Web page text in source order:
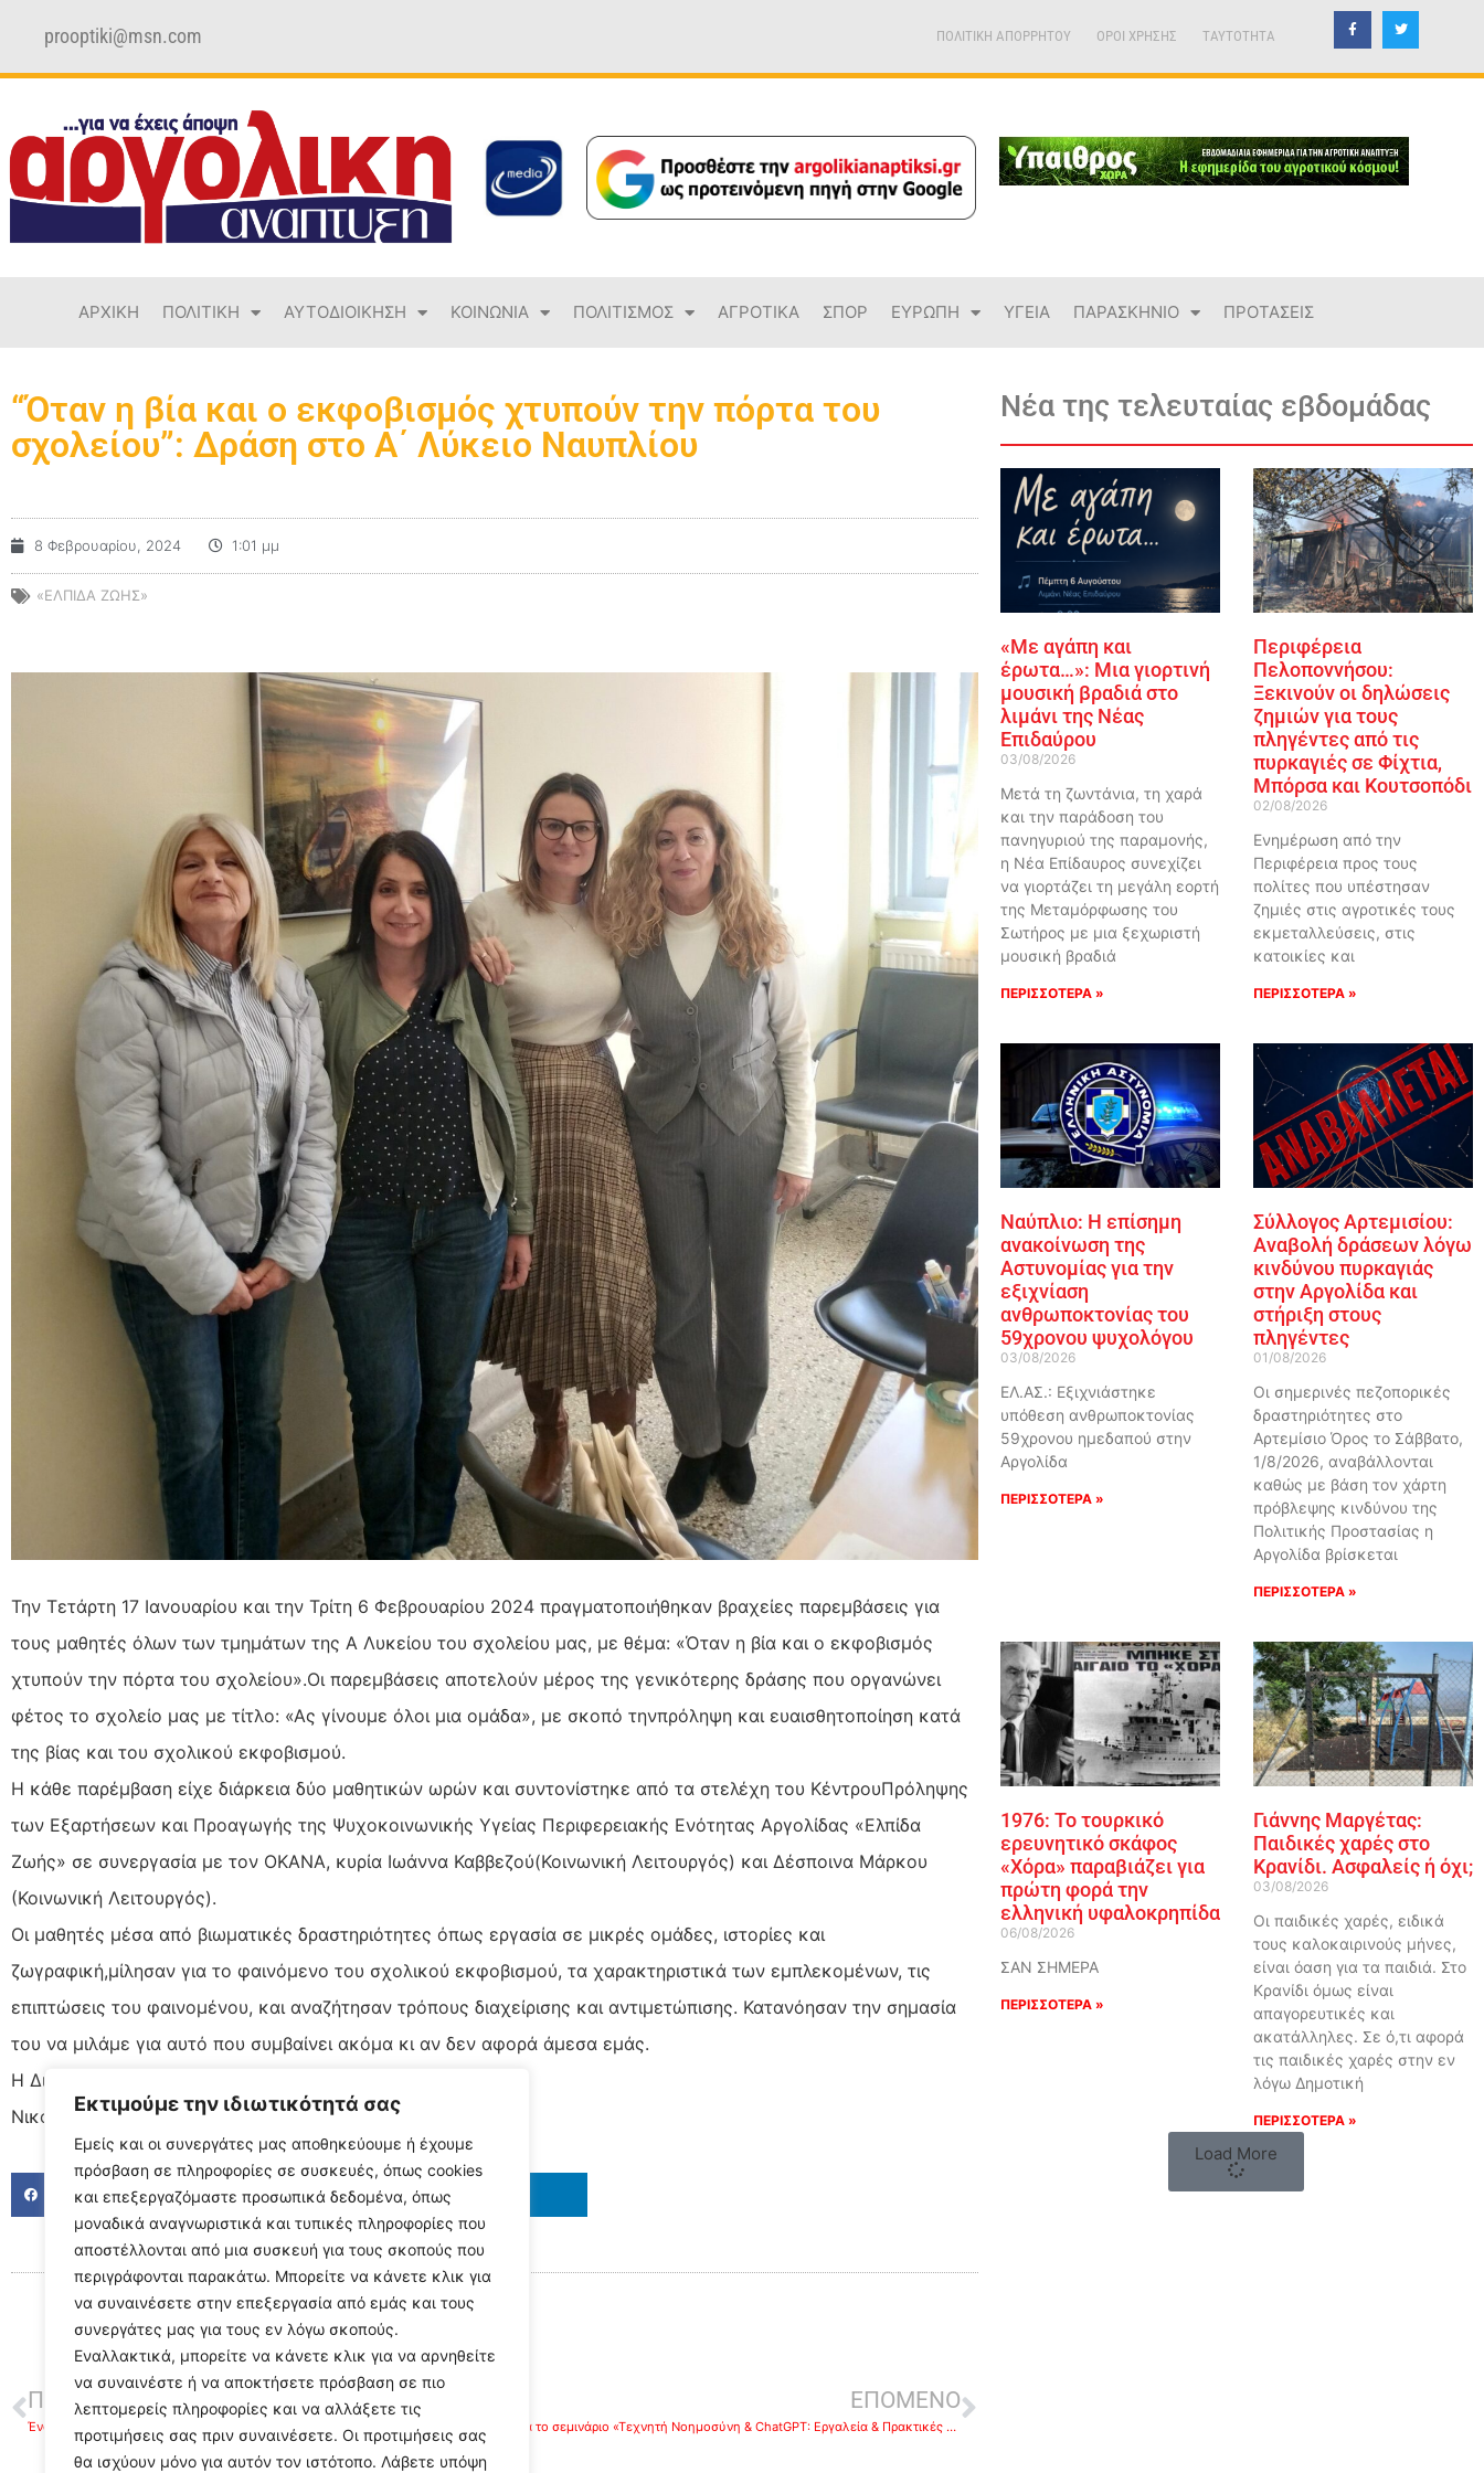
Εκτιμούμε την ιδιωτικότητά σας
Εμείς και οι συνεργάτες μας αποθηκεύουμε ή έχουμε
πρόσβαση σε πληροφορίες σε συσκευές, όπως cookies
και επεξεργαζόμαστε προσωπικά δεδομένα, όπως
μοναδικά αναγνωριστικά και τυπικές πληροφορίες που
αποστέλλονται από μια συσκευή για τους σκοπούς που
περιγράφονται παρακάτω. Μπορείτε να κάνετε κλικ για
να συναινέσετε στην επεξεργασία από εμάς και τους
συνεργάτες μας για τους εν λόγω σκοπούς.
Εναλλακτικά, μπορείτε να κάνετε κλικ για να αρνηθείτε
να συναινέστε ή να αποκτήσετε πρόσβαση σε πιο
λεπτομερείς πληροφορίες και να αλλάξετε τις
προτιμήσεις σας πριν συναινέσετε. Οι προτιμήσεις σας
θα ισχύουν μόνο για αυτόν τον ιστότοπο. Λάβετε υπόψη
prooptiki@msn.com ΠΟΛΙΤΙΚΗ ΑΠΟΡΡΗΤΟΥ ΟΡΟΙ ΧΡΗΣΗΣ TAYTOTHTA
ΑΡΧΙΚΗ ΠΟΛΙΤΙΚΗ ΑΥΤΟΔΙΟΙΚΗΣΗ ΚΟΙΝΩΝΙΑ ΠΟΛΙΤΙΣΜΟΣ ΑΓΡΟΤΙΚΑ ΣΠΟΡ ΕΥΡΩΠΗ ΥΓΕΙΑ ΠΑΡΑΣΚΗΝΙΟ ΠΡΟΤΑΣΕΙΣ
“Όταν η βία και ο εκφοβισμός χτυπούν την πόρτα του
σχολείου”: Δράση στο Α΄ Λύκειο Ναυπλίου
8 Φεβρουαρίου, 2024 1:01 μμ
«ΕΛΠΊΔΑ ΖΩΉΣ»
Την Τετάρτη 17 Ιανουαρίου και την Τρίτη 6 Φεβρουαρίου 2024 πραγματοποιήθηκαν βραχείες παρεμβάσεις για
τους μαθητές όλων των τμημάτων της Α Λυκείου του σχολείου μας, με θέμα: «Όταν η βία και ο εκφοβισμός
χτυπούν την πόρτα του σχολείου».Οι παρεμβάσεις αποτελούν μέρος της γενικότερης δράσης που οργανώνει
φέτος το σχολείο μας με τίτλο: «Ας γίνουμε όλοι μια ομάδα», με σκοπό τηνπρόληψη και ευαισθητοποίηση κατά
της βίας και του σχολικού εκφοβισμού.
Η κάθε παρέμβαση είχε διάρκεια δύο μαθητικών ωρών και συντονίστηκε από τα στελέχη του ΚέντρουΠρόληψης
των Εξαρτήσεων και Προαγωγής της Ψυχοκοινωνικής Υγείας Περιφερειακής Ενότητας Αργολίδας «Ελπίδα
Ζωής» σε συνεργασία με τον ΟΚΑΝΑ, κυρία Ιωάννα Καββεζού(Κοινωνική Λειτουργός) και Δέσποινα Μάρκου
(Κοινωνική Λειτουργός).
Οι μαθητές μέσα από βιωματικές δραστηριότητες όπως εργασία σε μικρές ομάδες, ιστορίες και
ζωγραφική,μίλησαν για το φαινόμενο του σχολικού εκφοβισμού, τα χαρακτηριστικά των εμπλεκομένων, τις
επιπτώσεις του φαινομένου, και αναζήτησαν τρόπους διαχείρισης και αντιμετώπισης. Κατανόησαν την σημασία
του να μιλάμε για αυτό που συμβαίνει ακόμα κι αν δεν αφορά άμεσα εμάς.
Η Διευθύντρια
Νικολέττα Ματσιμάνη
FACEBOOK TWITTER LINKEDIN
ΠΡΟΗΓΟΥΜΕΝΟ
Ένας Δεσμός Αγάπης στο Άργος – 182η εθελοντική αιμοδοσία
ΕΠΟΜΕΝΟ
Ξεκινά το σεμινάριο «Τεχνητή Νοημοσύνη & ChatGPT: Εργαλεία & Πρακτικές Εφαρμογές» στο Επιμελητήριο Αργολίδας
Νέα της τελευταίας εβδομάδας
«Με αγάπη και
έρωτα…»: Μια γιορτινή
μουσική βραδιά στο
λιμάνι της Νέας
Επιδαύρου
03/08/2026
Μετά τη ζωντάνια, τη χαρά
και την παράδοση του
πανηγυριού της παραμονής,
η Νέα Επίδαυρος συνεχίζει
να γιορτάζει τη μεγάλη εορτή
της Μεταμόρφωσης του
Σωτήρος με μια ξεχωριστή
μουσική βραδιά
ΠΕΡΙΣΣΟΤΕΡΑ »
Περιφέρεια
Πελοποννήσου:
Ξεκινούν οι δηλώσεις
ζημιών για τους
πληγέντες από τις
πυρκαγιές σε Φίχτια,
Μπόρσα και Κουτσοπόδι
02/08/2026
Ενημέρωση από την
Περιφέρεια προς τους
πολίτες που υπέστησαν
ζημιές στις αγροτικές τους
εκμεταλλεύσεις, στις
κατοικίες και
ΠΕΡΙΣΣΟΤΕΡΑ »
Ναύπλιο: Η επίσημη
ανακοίνωση της
Αστυνομίας για την
εξιχνίαση
ανθρωποκτονίας του
59χρονου ψυχολόγου
03/08/2026
ΕΛ.ΑΣ.: Εξιχνιάστηκε
υπόθεση ανθρωποκτονίας
59χρονου ημεδαπού στην
Αργολίδα
ΠΕΡΙΣΣΟΤΕΡΑ »
Σύλλογος Αρτεμισίου:
Αναβολή δράσεων λόγω
κινδύνου πυρκαγιάς
στην Αργολίδα και
στήριξη στους
πληγέντες
01/08/2026
Οι σημερινές πεζοπορικές
δραστηριότητες στο
Αρτεμίσιο Όρος το Σάββατο,
1/8/2026, αναβάλλονται
καθώς με βάση τον χάρτη
πρόβλεψης κινδύνου της
Πολιτικής Προστασίας η
Αργολίδα βρίσκεται
ΠΕΡΙΣΣΟΤΕΡΑ »
1976: Το τουρκικό
ερευνητικό σκάφος
«Χόρα» παραβιάζει για
πρώτη φορά την
ελληνική υφαλοκρηπίδα
06/08/2026
ΣΑΝ ΣΗΜΕΡΑ
ΠΕΡΙΣΣΟΤΕΡΑ »
Γιάννης Μαργέτας:
Παιδικές χαρές στο
Κρανίδι. Ασφαλείς ή όχι;
03/08/2026
Οι παιδικές χαρές, ειδικά
τους καλοκαιρινούς μήνες,
είναι όαση για τα παιδιά. Στο
Κρανίδι όμως είναι
απαγορευτικές και
ακατάλληλες. Σε ό,τι αφορά
τις παιδικές χαρές στην εν
λόγω Δημοτική
ΠΕΡΙΣΣΟΤΕΡΑ »
Load More